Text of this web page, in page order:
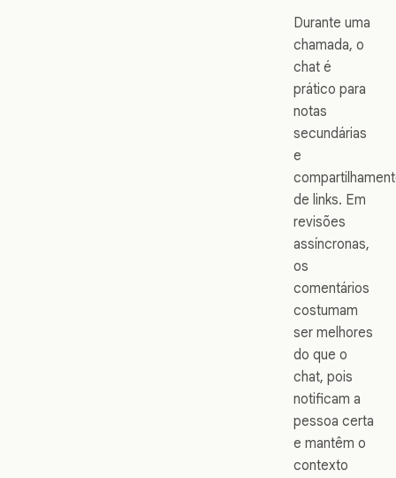
Durante uma
chamada, o
chat é
prático para
notas
secundárias
e
de links. Em
revisões
assíncronas,
os
comentários
costumam
ser melhores
do que o
chat, pois
notificam a
pessoa certa
e mantêm o
contexto